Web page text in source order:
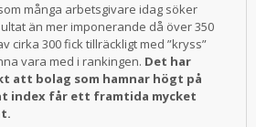
många arbetsgivare idag söker
än mer imponerande då över 350
cirka 300 fick tillräckligt med ”kryss”
vara med i rankingen. Det har
att bolag som hamnar högt på
index får ett framtida mycket